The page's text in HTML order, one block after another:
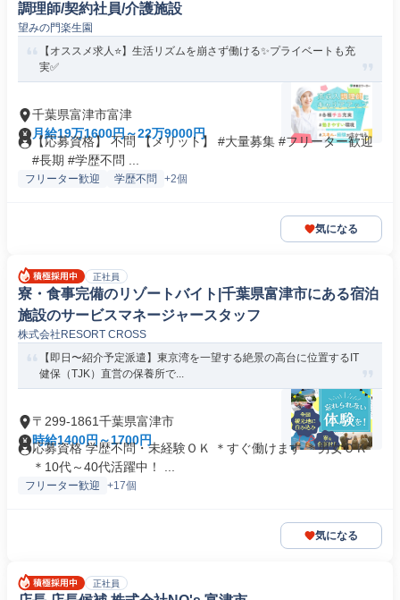
調理師/契約社員/介護施設
望みの門楽生園
【オススメ求人⭐️】生活リズムを崩さず働ける✨プライベートも充
実✅️
千葉県富津市富津
月給19万1600円～22万9000円
【応募資格】 不問 【メリット】 #大量募集 #フリーター歓迎
#長期 #学歴不問 ...
フリーター歓迎 学歴不問 +2個
気になる
正社員
寮・食事完備のリゾートバイト|千葉県富津市にある宿泊
施設のサービスマネージャースタッフ
株式会社RESORT CROSS
【即日〜紹介予定派遣】東京湾を一望する絶景の高台に位置するIT
健保（TJK）直営の保養所で...
〒299-1861千葉県富津市
時給1400円～1700円
応募資格 学歴不問・未経験ＯＫ ＊すぐ働けます ＊男女ＯＫ
＊10代～40代活躍中！ ...
フリーター歓迎 +17個
気になる
正社員